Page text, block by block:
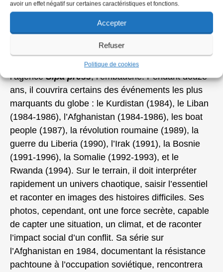
avoir un effet négatif sur certaines caractéristiques et fonctions.
Accepter
Refuser
Politique de cookies
des équipes humanitaires, capturant des réalités
humaines qui contrastent avec l’actualité guerrière.
José Nicolas apprend vite au contact de la réalité
et de ses confrères, son passé militaire étant un
Gökşin Sipahioğlu
l’agenceSipa press, l’embauche. Pendant douze
ans, il couvrira certains des événements les plus
marquants du globe : le Kurdistan (1984), le Liban
(1984-1986), l’Afghanistan (1984-1986), les boat
people (1987), la révolution roumaine (1989), la
guerre du Liberia (1990), l’Irak (1991), la Bosnie
(1991-1996), la Somalie (1992-1993), et le
Rwanda (1994). Sur le terrain, il doit interpréter
rapidement un univers chaotique, saisir l’essentiel
et raconter en images des histoires difficiles. Ses
photos, cependant, ont une force secrète, capable
de capter une situation, un climat, et de raconter
l’impact social d’un conflit. Sa série sur
l’Afghanistan en 1984, documentant la résistance
pachtoune à l’occupation soviétique, rencontrera